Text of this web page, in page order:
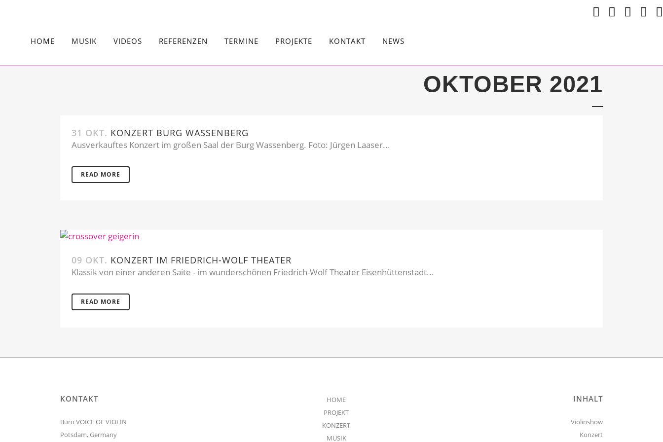
HOME MUSIK VIDEOS REFERENZEN TERMINE PROJEKTE KONTAKT NEWS
OKTOBER 2021
31 OKT. KONZERT BURG WASSENBERG
Ausverkauftes Konzert im großen Saal der Burg Wassenberg. Foto: Jürgen Laaser...
READ MORE
09 OKT. KONZERT IM FRIEDRICH-WOLF THEATER
Klassik von einer anderen Saite - im wunderschönen Friedrich-Wolf Theater Eisenhüttenstadt...
READ MORE
KONTAKT
Büro VOICE OF VIOLIN
Potsdam, Germany
HOME
PROJEKT
KONZERT
MUSIK
INHALT
Violinshow
Konzert